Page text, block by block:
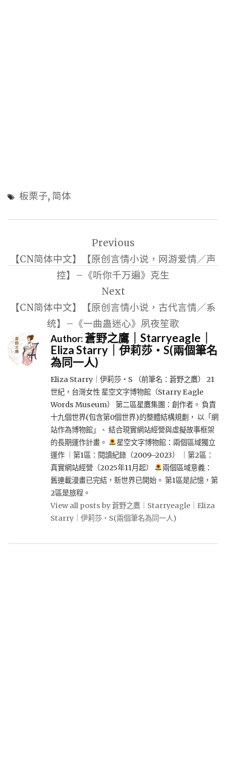
板栗子, 简体
導
Previous
【CN简体中文】【原创言情小说，网游爱情／声
控】–《听你千万遍》克生
Next
【CN简体中文】【原创言情小说，古代言情／系
统】–《一曲蛊迷心》夙夜笙歌
Author:蒼野之鷹｜Starryeagle｜
Eliza Starry｜伊莉莎・S(兩個筆名
為同一人)
Eliza Starry｜伊莉莎・S （前筆名：蒼野之鷹） 21
世紀，台灣女性 星空文字博物館（Starry Eagle
Words Museum） 第二區星鷹集團：創作者。 負責
十九個世界(包含第0個世界)的整體結構規劃， 以「網
站作為博物館」、 結合現實網站經營與虛擬故事框架
的長期運作計畫。
星空文字博物館：兩個區域獨立
運作 ｜第1區：閱讀紀錄（2009–2023） ｜第2區：
真實網站經營（2025年11月起）
兩個區域意義：
舊連載漫畫已完結，新世界已開始。 第1區是記憶，第
2區是旅程。
View all posts by 蒼野之鷹｜Starryeagle｜Eliza
Starry｜伊莉莎・S(兩個筆名為同一人)